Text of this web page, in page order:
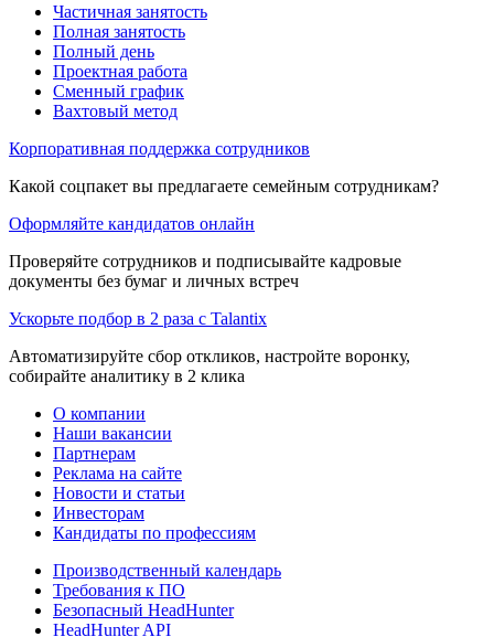
Частичная занятость
Полная занятость
Полный день
Проектная работа
Сменный график
Вахтовый метод
Корпоративная поддержка сотрудников
Какой соцпакет вы предлагаете семейным сотрудникам?
Оформляйте кандидатов онлайн
Проверяйте сотрудников и подписывайте кадровые
документы без бумаг и личных встреч
Ускорьте подбор в 2 раза с Talantix
Автоматизируйте сбор откликов, настройте воронку,
собирайте аналитику в 2 клика
О компании
Наши вакансии
Партнерам
Реклама на сайте
Новости и статьи
Инвесторам
Кандидаты по профессиям
Производственный календарь
Требования к ПО
Безопасный HeadHunter
HeadHunter API